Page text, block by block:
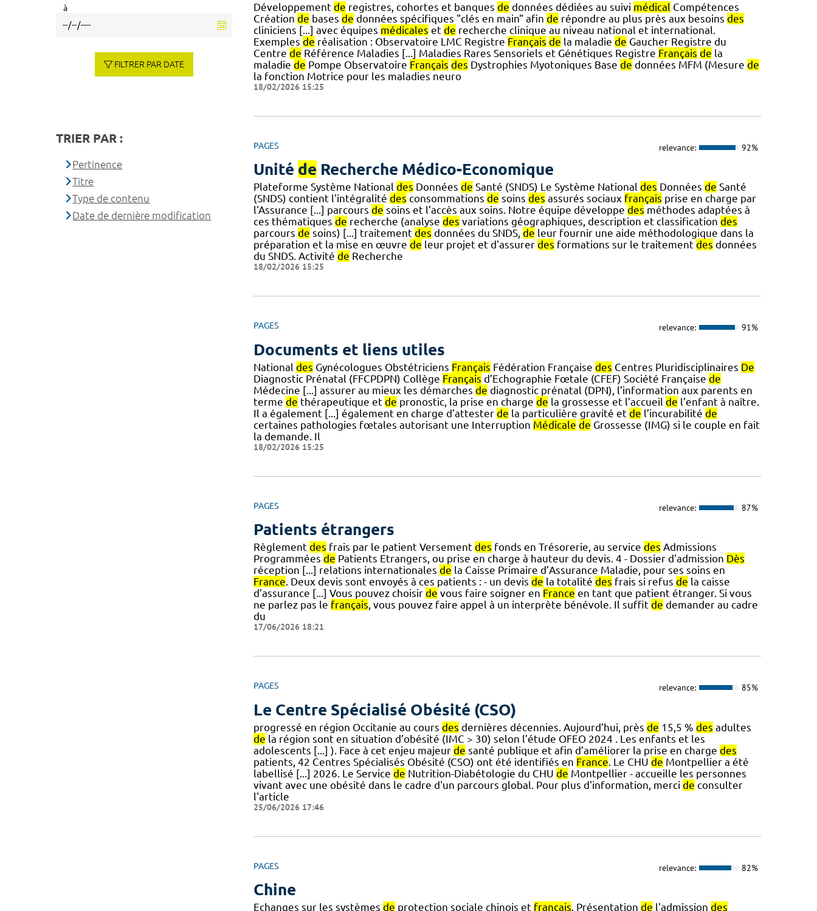
Développement de registres, cohortes et banques de données dédiées au suivi médical Compétences
Création de bases de données spécifiques "clés en main" afin de répondre au plus près aux besoins des
cliniciens [...] avec équipes médicales et de recherche clinique au niveau national et international.
Exemples de réalisation : Observatoire LMC Registre Français de la maladie de Gaucher Registre du
Centre de Référence Maladies [...] Maladies Rares Sensoriels et Génétiques Registre Français de la
maladie de Pompe Observatoire Français des Dystrophies Myotoniques Base de données MFM (Mesure de
la fonction Motrice pour les maladies neuro
18/02/2026 15:25
PAGES relevance: 92%
Unité de Recherche Médico-Economique
Plateforme Système National des Données de Santé (SNDS) Le Système National des Données de Santé
(SNDS) contient l'intégralité des consommations de soins des assurés sociaux français prise en charge par
l'Assurance [...] parcours de soins et l’accès aux soins. Notre équipe développe des méthodes adaptées à
ces thématiques de recherche (analyse des variations géographiques, description et classification des
parcours de soins) [...] traitement des données du SNDS, de leur fournir une aide méthodologique dans la
préparation et la mise en œuvre de leur projet et d'assurer des formations sur le traitement des données
du SNDS. Activité de Recherche
18/02/2026 15:25
PAGES relevance: 91%
Documents et liens utiles
National des Gynécologues Obstétriciens Français Fédération Française des Centres Pluridisciplinaires De
Diagnostic Prénatal (FFCPDPN) Collège Français d’Echographie Fœtale (CFEF) Société Française de
Médecine [...] assurer au mieux les démarches de diagnostic prénatal (DPN), l’information aux parents en
terme de thérapeutique et de pronostic, la prise en charge de la grossesse et l’accueil de l’enfant à naître.
Il a également [...] également en charge d’attester de la particulière gravité et de l’incurabilité de
certaines pathologies fœtales autorisant une Interruption Médicale de Grossesse (IMG) si le couple en fait
la demande. Il
18/02/2026 15:25
PAGES relevance: 87%
Patients étrangers
Règlement des frais par le patient Versement des fonds en Trésorerie, au service des Admissions
Programmées de Patients Etrangers, ou prise en charge à hauteur du devis. 4 - Dossier d'admission Dès
réception [...] relations internationales de la Caisse Primaire d’Assurance Maladie, pour ses soins en
France. Deux devis sont envoyés à ces patients : - un devis de la totalité des frais si refus de la caisse
d’assurance [...] Vous pouvez choisir de vous faire soigner en France en tant que patient étranger. Si vous
ne parlez pas le français, vous pouvez faire appel à un interprète bénévole. Il suffit de demander au cadre
du
17/06/2026 18:21
PAGES relevance: 85%
Le Centre Spécialisé Obésité (CSO)
progressé en région Occitanie au cours des dernières décennies. Aujourd’hui, près de 15,5 % des adultes
de la région sont en situation d’obésité (IMC > 30) selon l’étude OFEO 2024 . Les enfants et les
adolescents [...] ). Face à cet enjeu majeur de santé publique et afin d’améliorer la prise en charge des
patients, 42 Centres Spécialisés Obésité (CSO) ont été identifiés en France. Le CHU de Montpellier a été
labellisé [...] 2026. Le Service de Nutrition-Diabétologie du CHU de Montpellier - accueille les personnes
vivant avec une obésité dans le cadre d'un parcours global. Pour plus d'information, merci de consulter
l'article
25/06/2026 17:46
PAGES relevance: 82%
Chine
Echanges sur les systèmes de protection sociale chinois et français. Présentation de l'admission des
à
FILTRER PAR DATE
TRIER PAR :
Pertinence
Titre
Type de contenu
Date de dernière modification